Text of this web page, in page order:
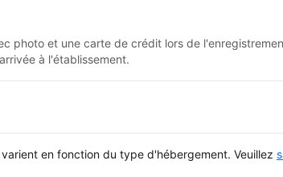
photo et une carte de crédit lors de
à l'établissement.
en fonction du type d'hébergement. Veuillez